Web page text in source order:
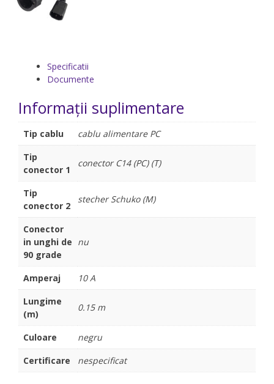
Specificatii
Documente
Informații suplimentare
Tip cablu
cablu alimentare PC
Tip
conector 1
conector C14 (PC) (T)
Tip
conector 2
stecher Schuko (M)
Conector
in unghi de
90 grade
nu
Amperaj
10 A
Lungime
(m)
0.15 m
Culoare
negru
Certificare
nespecificat